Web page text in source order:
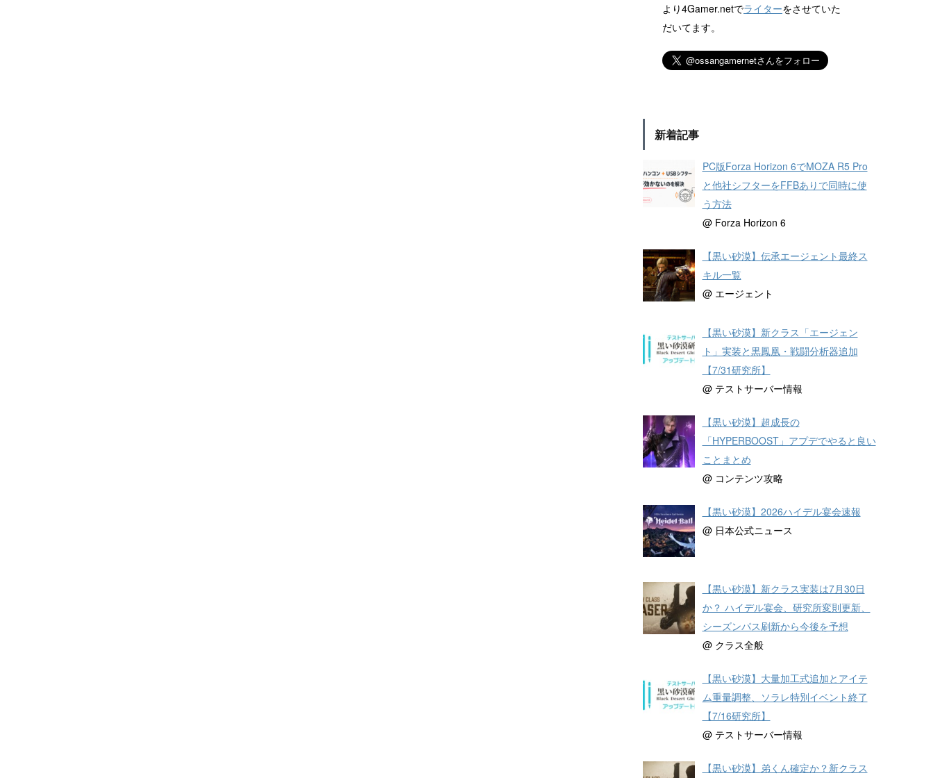
より4Gamer.netでライターをさせていた
だいてます。
新着記事
PC版Forza Horizon 6でMOZA R5 Pro
と他社シフターをFFBありで同時に使
う方法
@ Forza Horizon 6
【黒い砂漠】伝承エージェント最終ス
キル一覧
@ エージェント
【黒い砂漠】新クラス「エージェン
ト」実装と黒鳳凰・戦闘分析器追加
【7/31研究所】
@ テストサーバー情報
【黒い砂漠】超成長の
「HYPERBOOST」アプデでやると良い
ことまとめ
@ コンテンツ攻略
【黒い砂漠】2026ハイデル宴会速報
@ 日本公式ニュース
【黒い砂漠】新クラス実装は7月30日
か？ ハイデル宴会、研究所変則更新、
シーズンパス刷新から今後を予想
@ クラス全般
【黒い砂漠】大量加工式追加とアイテ
ム重量調整、ソラレ特別イベント終了
【7/16研究所】
@ テストサーバー情報
【黒い砂漠】弟くん確定か？新クラス